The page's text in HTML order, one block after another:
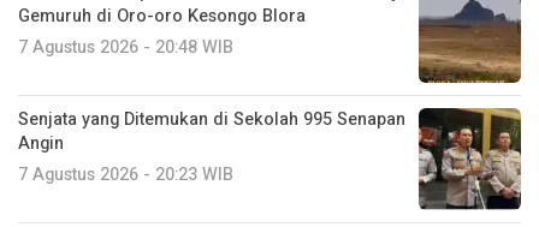
Gemuruh di Oro-oro Kesongo Blora
7 Agustus 2026 - 20:48 WIB
Senjata yang Ditemukan di Sekolah 995 Senapan
Angin
7 Agustus 2026 - 20:23 WIB